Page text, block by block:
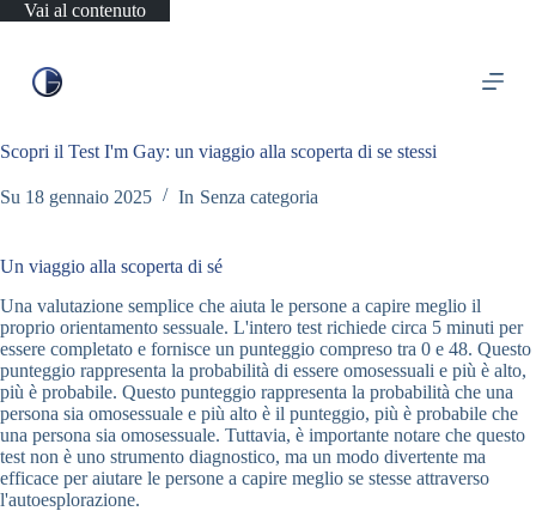
Vai al contenuto
Scopri il Test I'm Gay: un viaggio alla scoperta di se stessi
Su 18 gennaio 2025 In Senza categoria
Un viaggio alla scoperta di sé
Una valutazione semplice che aiuta le persone a capire meglio il
proprio orientamento sessuale. L'intero test richiede circa 5 minuti per
essere completato e fornisce un punteggio compreso tra 0 e 48. Questo
punteggio rappresenta la probabilità di essere omosessuali e più è alto,
più è probabile. Questo punteggio rappresenta la probabilità che una
persona sia omosessuale e più alto è il punteggio, più è probabile che
una persona sia omosessuale. Tuttavia, è importante notare che questo
test non è uno strumento diagnostico, ma un modo divertente ma
efficace per aiutare le persone a capire meglio se stesse attraverso
l'autoesplorazione.